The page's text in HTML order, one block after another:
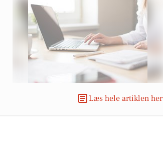
Læs hele artiklen her